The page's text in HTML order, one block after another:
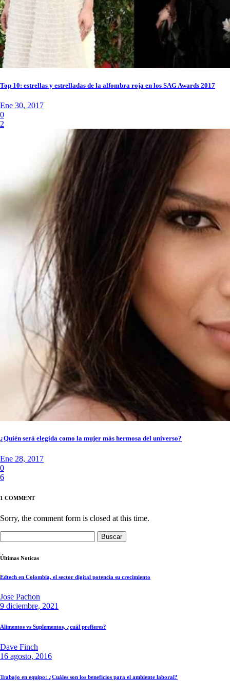
Top 10: estrellas y estrelladas de la alfombra roja en los SAG Awards 2017
Ene 30, 2017
0
2
¿Quién será elegida como la mujer más hermosa del universo?
Ene 28, 2017
0
6
1 COMMENT
Sorry, the comment form is closed at this time.
Últimas Noticas
Edtech en Colombia, el sector digital potencia su crecimiento
Jose Pachon
9 diciembre, 2021
Alimentos vs Suplementos, ¿cuál prefieres?
Dave Finch
16 agosto, 2016
Trabajo en equipo: ¿Cuáles son los beneficios para el ambiente laboral?